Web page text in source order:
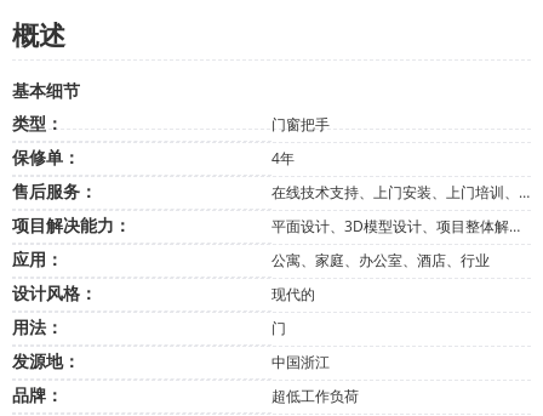
概述
基本细节
类型：
门窗把手
保修单： 4年
售后服务： 在线技术支持、上门安装、上门培训、上门检测、免费备件、退换货、其他
项目解决能力： 平面设计、3D模型设计、项目整体解决方案、跨品类整合、其他
应用： 公寓、家庭、办公室、酒店、行业
设计风格： 现代的
用法： 门
发源地： 中国浙江
品牌： 超低工作负荷